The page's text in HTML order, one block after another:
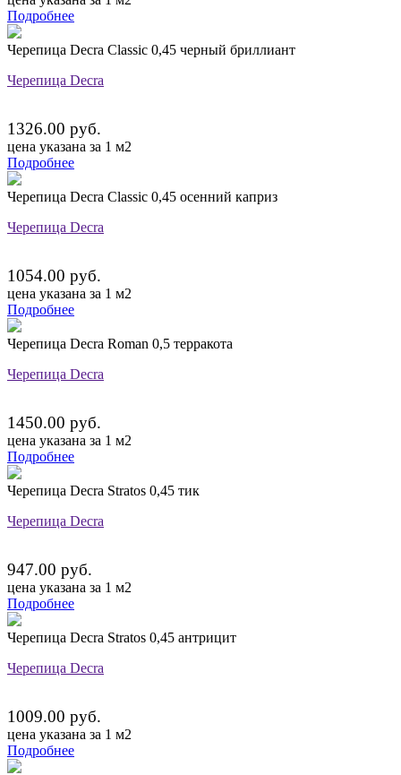
Подробнее
Черепица Decra Classic 0,45 черный бриллиант
Черепица Decra
1326.00 руб.
цена указана за 1 м2
Подробнее
Черепица Decra Classic 0,45 осенний каприз
Черепица Decra
1054.00 руб.
цена указана за 1 м2
Подробнее
Черепица Decra Roman 0,5 терракота
Черепица Decra
1450.00 руб.
цена указана за 1 м2
Подробнее
Черепица Decra Stratos 0,45 тик
Черепица Decra
947.00 руб.
цена указана за 1 м2
Подробнее
Черепица Decra Stratos 0,45 антрицит
Черепица Decra
1009.00 руб.
цена указана за 1 м2
Подробнее